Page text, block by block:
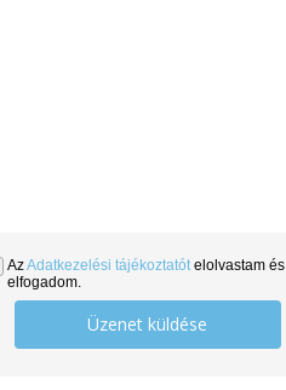
AzAdatkezelési tájékoztatótelolvastam és
elfogadom.
Üzenet küldése